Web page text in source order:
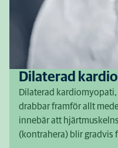
Dilaterad
Dilaterad
drabbar framför allt
innebär att
(kontrahera) blir gradvis